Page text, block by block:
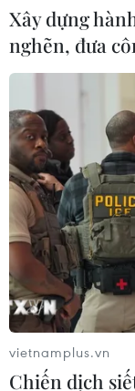
Xây dựng
nghẽn, đưa
vietnamplus.vn
Chiến dịch